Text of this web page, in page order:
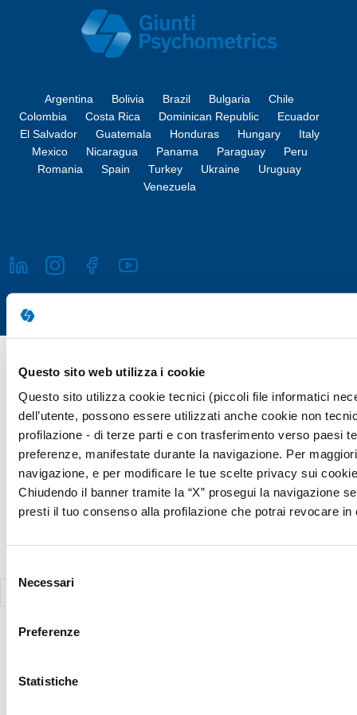
Questo sito web utilizza i cookie
Questo sito utilizza cookie tecnici (piccoli file informatici
dell’utente, possono essere utilizzati anche cookie non
profilazione - di terze parti e con trasferimento verso paesi
preferenze, manifestate durante la navigazione. Per
navigazione, e per modificare le tue scelte privacy sui
Chiudendo il banner tramite la “X” prosegui la navigazione
presti il tuo consenso alla profilazione che potrai revocare
delNecessari
Preferenze
Statistiche
Argentina Bolivia Brazil Bulgaria
Chile
Colombia
Costa Rica Dominican Republic
Ecuador
El Salvador
Guatemala Honduras Hungary
Italy
Mexico
Nicaragua Panama Paraguay
Peru
Romania
Spain Turkey Ukraine
Uruguay
Venezuela
Copyright © 2026 Giunti Psychometrics Italia S.r.l. | P.IVA 07367670481
coordinamento di Holding Daniel S.r.l., tutti i diritti riservati
Responsabile della Protezione dei Dati (Art. 37 del REG UE 2016/679)
Avv. Victoria Parise privacy@giuntipsy.com